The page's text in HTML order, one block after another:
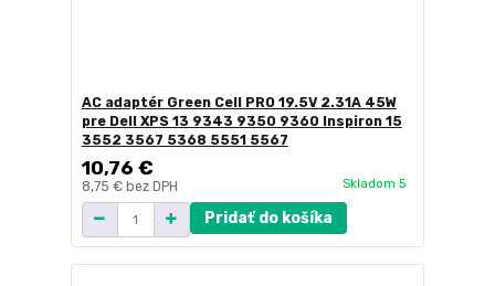
AC adaptér Green Cell PRO 19.5V 2.31A 45W
pre Dell XPS 13 9343 9350 9360 Inspiron 15
3552 3567 5368 5551 5567
10,76 €
8,75 € bez DPH Skladom 5
Pridať do košíka